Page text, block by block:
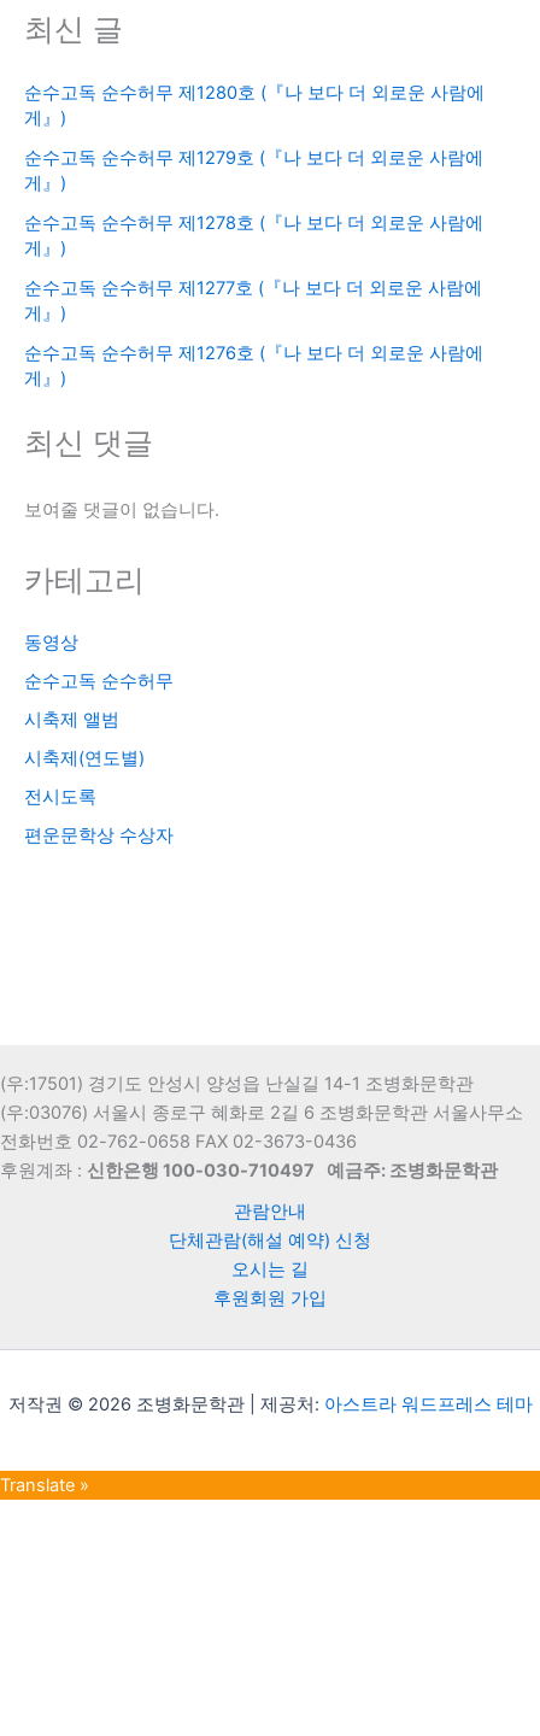
최신 글
순수고독 순수허무 제1280호 (『나 보다 더 외로운 사람에
게』)
순수고독 순수허무 제1279호 (『나 보다 더 외로운 사람에
게』)
순수고독 순수허무 제1278호 (『나 보다 더 외로운 사람에
게』)
순수고독 순수허무 제1277호 (『나 보다 더 외로운 사람에
게』)
순수고독 순수허무 제1276호 (『나 보다 더 외로운 사람에
게』)
최신 댓글
보여줄 댓글이 없습니다.
카테고리
동영상
순수고독 순수허무
시축제 앨범
시축제(연도별)
전시도록
편운문학상 수상자
(우:17501) 경기도 안성시 양성읍 난실길 14-1 조병화문학관
(우:03076) 서울시 종로구 혜화로 2길 6 조병화문학관 서울사무소
전화번호 02-762-0658 FAX 02-3673-0436
후원계좌 : 신한은행 100-030-710497
예금주: 조병화문학관
관람안내
단체관람(해설 예약) 신청
오시는 길
후원회원 가입
저작권 © 2026 조병화문학관 | 제공처: 아스트라 워드프레스 테마
Translate »